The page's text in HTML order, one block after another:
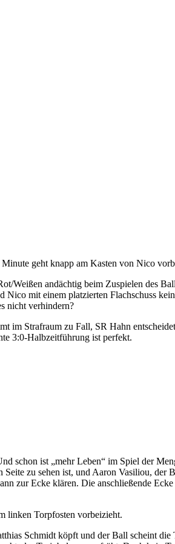
Minute geht knapp am Kasten von Nico
Weißen andächtig beim Zuspielen des
Nico mit einem platzierten Flachschuss
nicht verhindern?
im Strafraum zu Fall, SR Hahn
3:0-Halbzeitführung ist perfekt.
schon ist „mehr Leben“ im Spiel der
zu sehen ist, und Aaron Vasiliou, der
zur Ecke klären. Die anschließende
linken Torpfosten vorbeizieht.
Schmidt köpft und der Ball scheint die